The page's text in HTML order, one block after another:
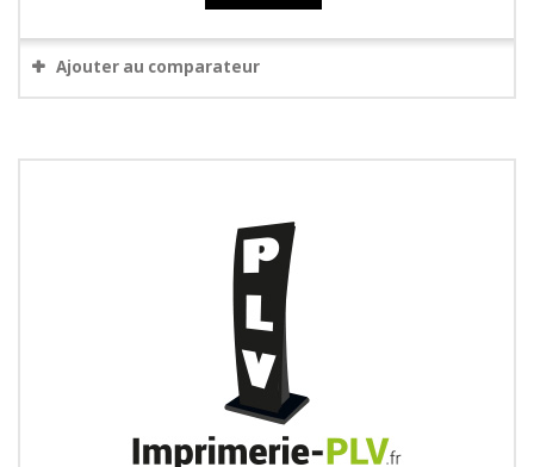
Ajouter au comparateur